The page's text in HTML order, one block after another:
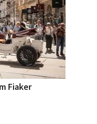
Fiaker